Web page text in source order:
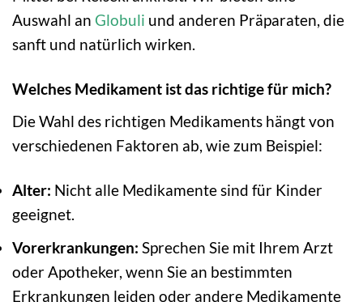
Auswahl an Globuli und anderen Präparaten, die
sanft und natürlich wirken.
Welches Medikament ist das richtige für mich?
Die Wahl des richtigen Medikaments hängt von
verschiedenen Faktoren ab, wie zum Beispiel:
Alter: Nicht alle Medikamente sind für Kinder
geeignet.
Vorerkrankungen: Sprechen Sie mit Ihrem Arzt
oder Apotheker, wenn Sie an bestimmten
Erkrankungen leiden oder andere Medikamente